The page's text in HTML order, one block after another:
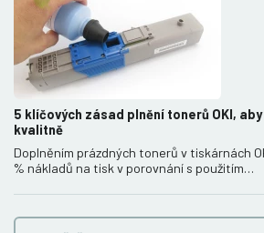
5 klíčových zásad plnění tonerů OKI,
kvalitně
Doplněním prázdných tonerů v tiskárnách
% nákladů na tisk v porovnání s použitím…